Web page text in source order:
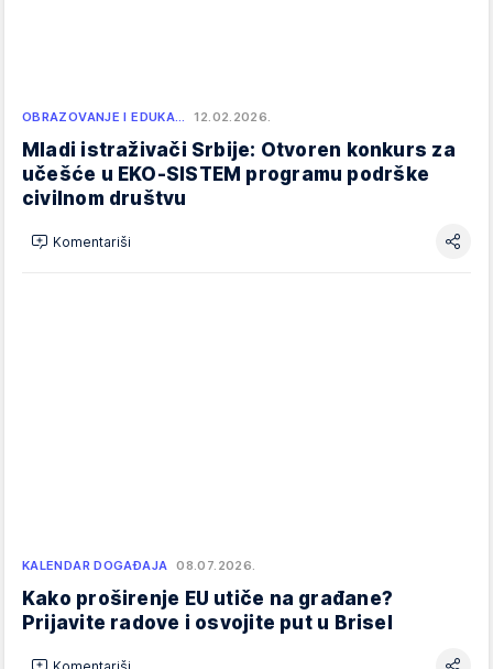
OBRAZOVANJE I EDUKA… 12.02.2026.
Mladi istraživači Srbije: Otvoren konkurs za
učešće u EKO-SISTEM programu podrške
civilnom društvu
Komentariši
KALENDAR DOGAĐAJA 08.07.2026.
Kako proširenje EU utiče na građane?
Prijavite radove i osvojite put u Brisel